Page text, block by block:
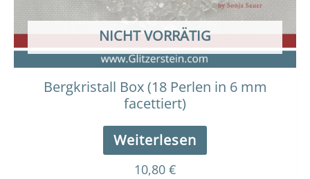
NICHT VORRÄTIG
Bergkristall Box (18 Perlen in 6 mm
facettiert)
Weiterlesen
10,80 €